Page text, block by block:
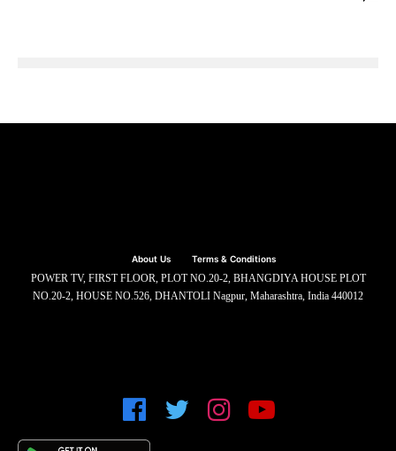
About Us Terms & Conditions
POWER TV, FIRST FLOOR, PLOT NO.20-2, BHANGDIYA HOUSE PLOT
NO.20-2, HOUSE NO.526, DHANTOLI Nagpur, Maharashtra, India 440012